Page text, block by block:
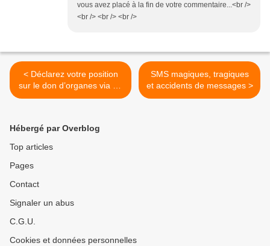
vous avez placé à la fin de votre commentaire...<br />
<br /> <br /> <br />
< Déclarez votre position
sur le don d’organes via Le
Cercle Bleu
SMS magiques, tragiques
et accidents de messages >
Hébergé par Overblog
Top articles
Pages
Contact
Signaler un abus
C.G.U.
Cookies et données personnelles